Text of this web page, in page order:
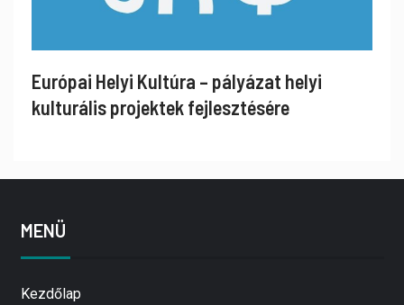
Európai Helyi Kultúra – pályázat helyi
kulturális projektek fejlesztésére
MENÜ
Kezdőlap